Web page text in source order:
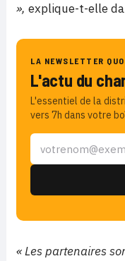
», explique-t-elle
LA NEWSLETTER
L'actu du
L'essentiel de la
vers 7h dans votre
« Les partenaires